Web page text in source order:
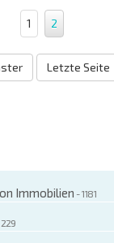
1 2
Letzte Seite
Immobilien - 1181
229